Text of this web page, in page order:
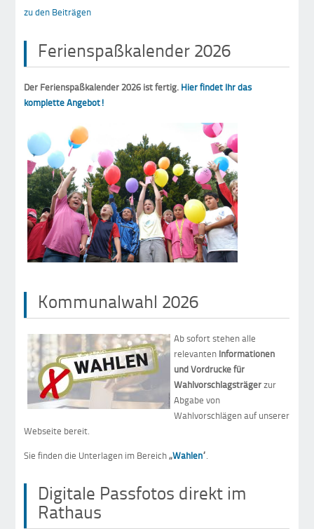
zu den Beiträgen
Ferienspaßkalender 2026
Der Ferienspaßkalender 2026 ist fertig. Hier findet Ihr das
komplette Angebot!
Kommunalwahl 2026
Ab sofort stehen alle
relevanten Informationen
und Vordrucke für
Wahlvorschlagsträgerzur
Abgabe von
Wahlvorschlägen auf unserer
Webseite bereit.
Sie finden die Unterlagen im Bereich„Wahlen“.
Digitale Passfotos direkt im
Rathaus